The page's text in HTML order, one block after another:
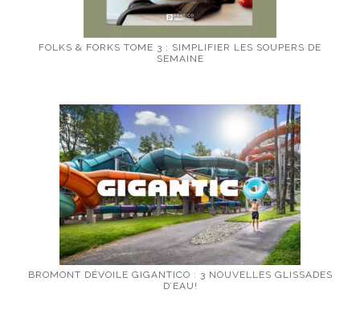
FOLKS & FORKS TOME 3 : SIMPLIFIER LES SOUPERS DE
SEMAINE
BROMONT DÉVOILE GIGANTICO : 3 NOUVELLES GLISSADES
D’EAU!